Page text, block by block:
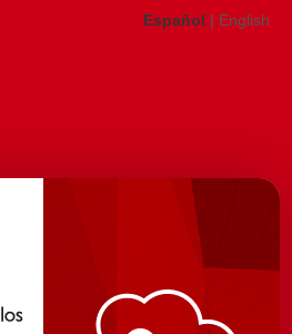
Español | English